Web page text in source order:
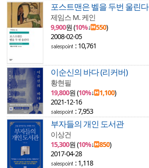
포스트맨은 벨을 두번 울린다
제임스 M. 케인
9,900원 (10%↓ 550)
2008-02-05
: 10,761
이순신의 바다 (리커버)
황현필
19,800원 (10%↓ 1,100)
2021-12-16
: 7,953
부자들의 개인 도서관
이상건
15,300원 (10%↓ 850)
2017-04-28
: 1,118